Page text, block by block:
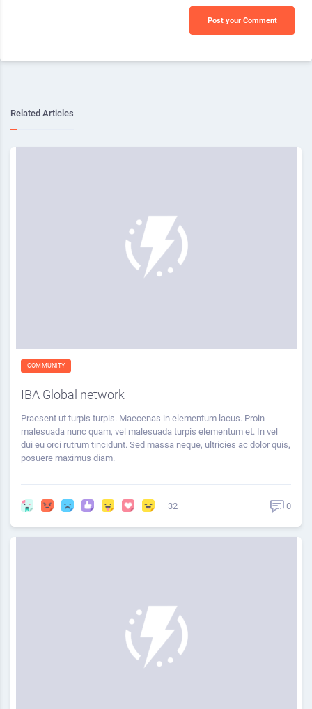
Post your Comment
Related Articles
COMMUNITY
IBA Global network
Praesent ut turpis turpis. Maecenas in elementum lacus. Proin
malesuada nunc quam, vel malesuada turpis elementum et. In vel
dui eu orci rutrum tincidunt. Sed massa neque, ultricies ac dolor quis,
posuere maximus diam.
32 0